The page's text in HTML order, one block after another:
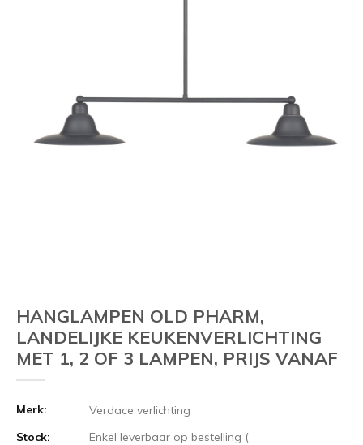
HANGLAMPEN OLD PHARM,
LANDELIJKE KEUKENVERLICHTING
MET 1, 2 OF 3 LAMPEN, PRIJS VANAF
Merk:
Verdace verlichting
Stock:
Enkel leverbaar op bestelling (